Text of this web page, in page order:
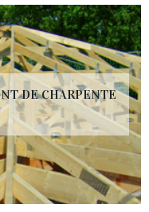
DE CHARPENTE